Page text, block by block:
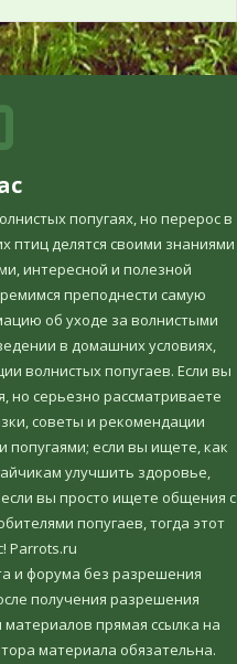
попугаях, но перерос в
птиц делятся своими знаниями
интересной и полезной
преподнести самую
об уходе за волнистыми
в домашних условиях,
волнистых попугаев. Если вы
но серьезно рассматриваете
советы и рекомендации
попугаями; если вы ищете, как
улучшить здоровье,
вы просто ищете общения с
попугаев, тогда этот
Parrots.ru
и форума без разрешения
получения разрешения
прямая ссылка на
материала обязательна.